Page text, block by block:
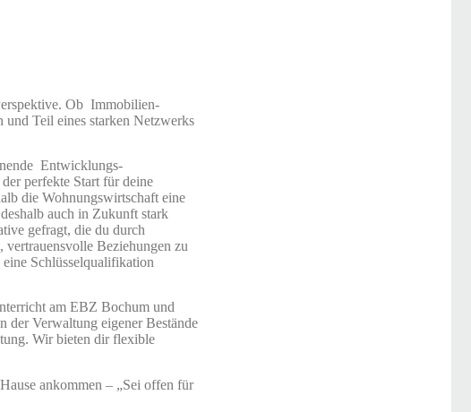
Ob Immobilien-
und Teil eines starken Netzwerks
Entwicklungs-
perfekte Start für deine
die Wohnungswirtschaft eine
auch in Zukunft stark
gefragt, die du durch
vertrauensvolle Beziehungen zu
Schlüsselqualifikation
am EBZ Bochum und
der Verwaltung eigener Bestände
Wir bieten dir flexible
ankommen – „Sei offen für